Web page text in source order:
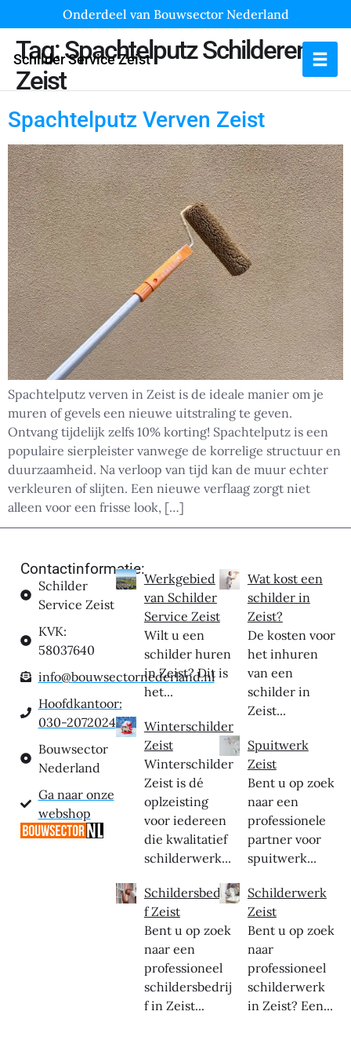
Onderdeel van Bouwsector Nederland
Schilder Service Zeist
Tag:Spachtelputz Schilderen
Zeist
Spachtelputz Verven Zeist
Spachtelputz verven in Zeist is de ideale manier om je
muren of gevels een nieuwe uitstraling te geven.
Ontvang tijdelijk zelfs 10% korting! Spachtelputz is een
populaire sierpleister vanwege de korrelige structuur en
duurzaamheid. Na verloop van tijd kan de muur echter
verkleuren of slijten. Een nieuwe verflaag zorgt niet
alleen voor een frisse look, […]
Contactinformatie:
Schilder
Service Zeist
KVK:
58037640
info@bouwsectornederland.nl
Hoofdkantoor:
030-2072024
Bouwsector
Nederland
Ga naar onze
webshop
Werkgebied
van Schilder
Service Zeist
Wilt u een
schilder huren
in Zeist? Dit is
het...
Winterschilder
Zeist
Winterschilder
Zeist is dé
oplzeisting
voor iedereen
die kwalitatief
schilderwerk...
Schildersbedrij
f Zeist
Bent u op zoek
naar een
professioneel
schildersbedrij
f in Zeist...
Wat kost een
schilder in
Zeist?
De kosten voor
het inhuren
van een
schilder in
Zeist...
Spuitwerk
Zeist
Bent u op zoek
naar een
professionele
partner voor
spuitwerk...
Schilderwerk
Zeist
Bent u op zoek
naar
professioneel
schilderwerk
in Zeist? Een...